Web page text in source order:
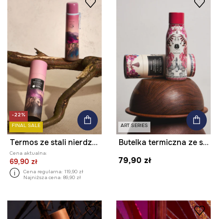
-22%
FINAL SALE
Termos ze stali nierdzewnej z kolekcji Bieszczadzki Park Narodowy x Medicine
Cena aktualna:
69,90 zł
Cena regularna: 119,90 zł
Najniższa cena: 89,90 zł
ART SERIES
Butelka termiczna ze stali nierdzewnej z kolekcji Ilona Tambor x Medicine
79,90 zł